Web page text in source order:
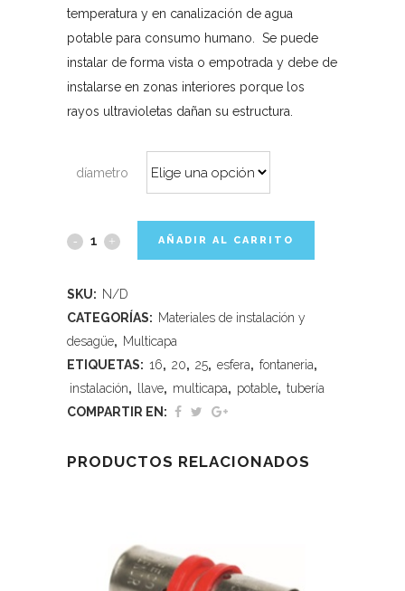
temperatura y en canalización de agua
potable para consumo humano. Se puede
instalar de forma vista o empotrada y debe de
instalarse en zonas interiores porque los
rayos ultravioletas dañan su estructura.
díametro
AÑADIR AL CARRITO
SKU: N/D
CATEGORÍAS: Materiales de instalación y
desagüe, Multicapa
ETIQUETAS: 16, 20, 25, esfera, fontaneria,
instalación, llave, multicapa, potable, tubería
COMPARTIR EN:
PRODUCTOS RELACIONADOS